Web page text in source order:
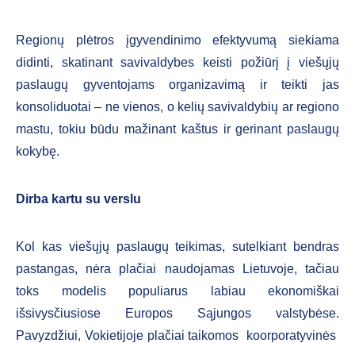
Regionų plėtros įgyvendinimo efektyvumą siekiama
didinti, skatinant savivaldybes keisti požiūrį į viešųjų
paslaugų gyventojams organizavimą ir teikti jas
konsoliduotai – ne vienos, o kelių savivaldybių ar regiono
mastu, tokiu būdu mažinant kaštus ir gerinant paslaugų
kokybę.
Dirba kartu su verslu
Kol kas viešųjų paslaugų teikimas, sutelkiant bendras
pastangas, nėra plačiai naudojamas Lietuvoje, tačiau
toks modelis populiarus labiau ekonomiškai
išsivysčiusiose Europos Sąjungos valstybėse.
Pavyzdžiui, Vokietijoje plačiai taikomos koorporatyvinės